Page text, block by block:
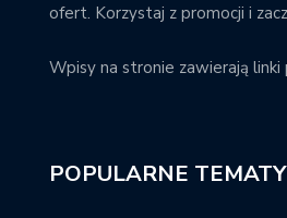
ofert. Korzystaj z promocji i
Wpisy na stronie zawierają linki
POPULARNE TEMATY